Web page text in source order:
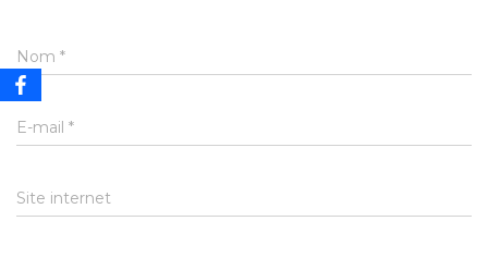
Nom *
E-mail *
Site internet